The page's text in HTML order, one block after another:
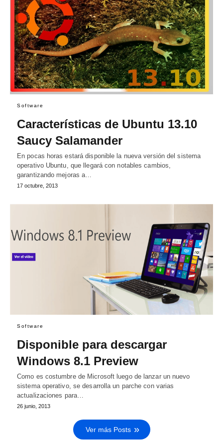
Software
Características de Ubuntu 13.10
Saucy Salamander
En pocas horas estará disponible la nueva versión del sistema
operativo Ubuntu, que llegará con notables cambios,
garantizando mejoras a…
17 octubre, 2013
Software
Disponible para descargar
Windows 8.1 Preview
Como es costumbre de Microsoft luego de lanzar un nuevo
sistema operativo, se desarrolla un parche con varias
actualizaciones para…
26 junio, 2013
Ver más Posts